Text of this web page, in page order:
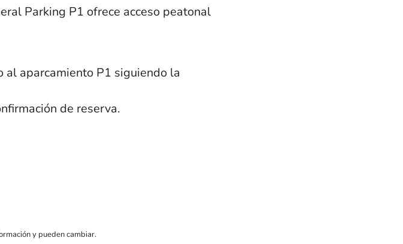
Parking P1 ofrece acceso peatonal
al aparcamiento P1 siguiendo la
de reserva.
y pueden cambiar.